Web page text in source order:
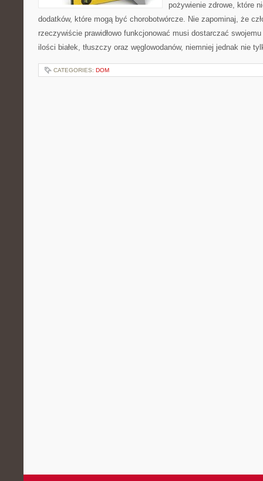
pożywienie zdrowe, które
dodatków, które mogą być chorobotwórcze. Nie zapominaj, że
rzeczywiście prawidłowo funkcjonować musi dostarczać
ilości białek, tłuszczy oraz węglowodanów, niemniej jednak nie
CATEGORIES: DOM